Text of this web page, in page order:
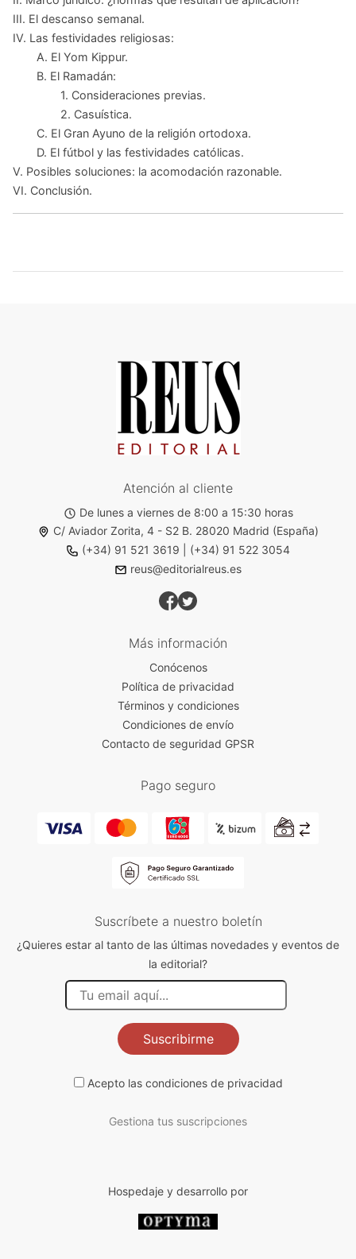
III. El descanso semanal.
IV. Las festividades religiosas:
A. El Yom Kippur.
B. El Ramadán:
1. Consideraciones previas.
2. Casuística.
C. El Gran Ayuno de la religión ortodoxa.
D. El fútbol y las festividades católicas.
V. Posibles soluciones: la acomodación razonable.
VI. Conclusión.
Atención al cliente
De lunes a viernes de 8:00 a 15:30 horas
C/ Aviador Zorita, 4 - S2 B. 28020 Madrid (España)
(+34) 91 521 3619
(+34) 91 522 3054
reus@editorialreus.es
Más información
Conócenos
Política de privacidad
Términos y condiciones
Condiciones de envío
Contacto de seguridad GPSR
Pago seguro
Suscríbete a nuestro boletín
¿Quieres estar al tanto de las últimas novedades y eventos de
la editorial?
Suscribirme
Acepto las condiciones de privacidad
Gestiona tus suscripciones
Hospedaje y desarrollo por